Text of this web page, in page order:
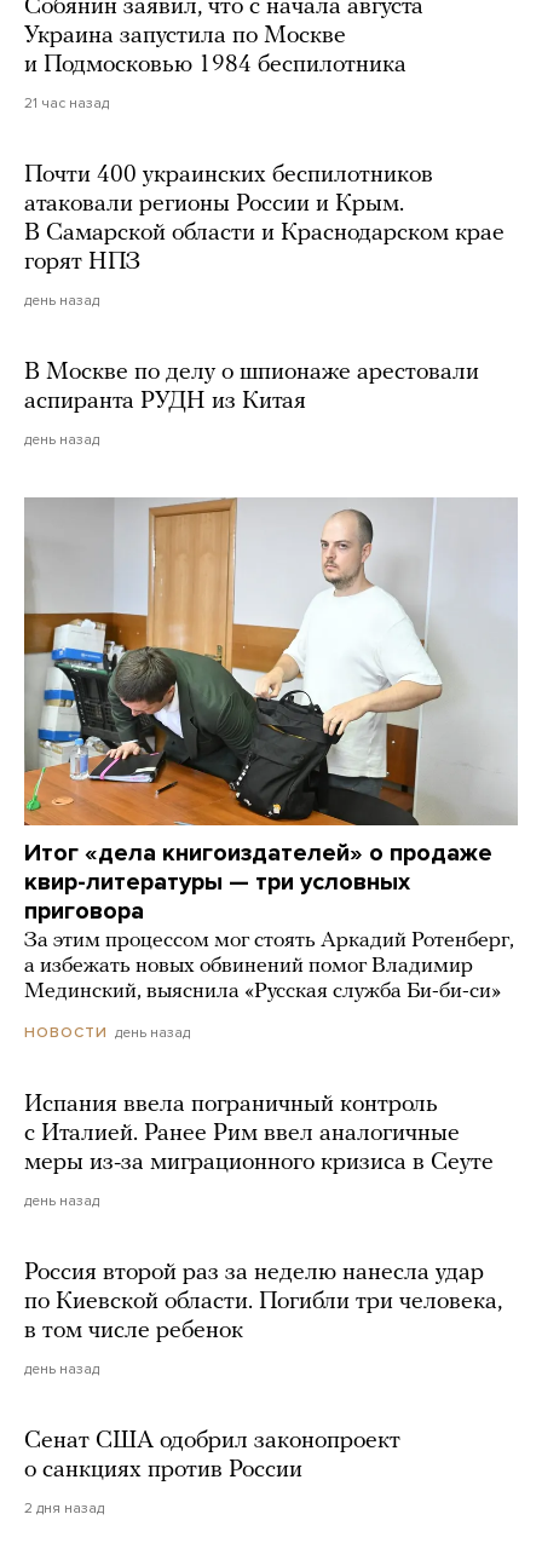
Собянин заявил, что с начала августа
Украина запустила по Москве
и Подмосковью 1984 беспилотника
21 час назад
Почти 400 украинских беспилотников
атаковали регионы России и Крым.
В Самарской области и Краснодарском крае
горят НПЗ
день назад
В Москве по делу о шпионаже арестовали
аспиранта РУДН из Китая
день назад
Итог «дела книгоиздателей» о продаже
квир-литературы — три условных
приговора
За этим процессом мог стоять Аркадий Ротенберг,
а избежать новых обвинений помог Владимир
Мединский, выяснила «Русская служба Би-би-си»
НОВОСТИ день назад
Испания ввела пограничный контроль
с Италией. Ранее Рим ввел аналогичные
меры из-за миграционного кризиса в Сеуте
день назад
Россия второй раз за неделю нанесла удар
по Киевской области. Погибли три человека,
в том числе ребенок
день назад
Сенат США одобрил законопроект
о санкциях против России
2 дня назад